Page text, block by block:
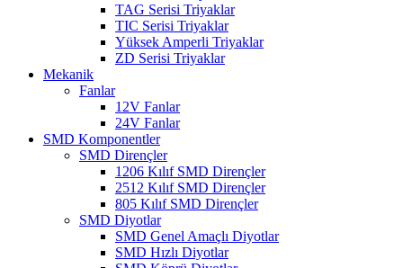
TAG Serisi Triyaklar
TIC Serisi Triyaklar
Yüksek Amperli Triyaklar
ZD Serisi Triyaklar
Mekanik
Fanlar
12V Fanlar
24V Fanlar
SMD Komponentler
SMD Dirençler
1206 Kılıf SMD Dirençler
2512 Kılıf SMD Dirençler
805 Kılıf SMD Dirençler
SMD Diyotlar
SMD Genel Amaçlı Diyotlar
SMD Hızlı Diyotlar